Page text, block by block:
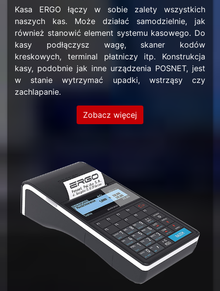
Kasa ERGO łączy w sobie zalety wszystkich
naszych kas. Może działać samodzielnie, jak
również stanowić element systemu kasowego. Do
kasy podłączysz wagę, skaner kodów
kreskowych, terminal płatniczy itp. Konstrukcja
kasy, podobnie jak inne urządzenia POSNET, jest
w stanie wytrzymać upadki, wstrząsy czy
zachlapanie.
Zobacz więcej